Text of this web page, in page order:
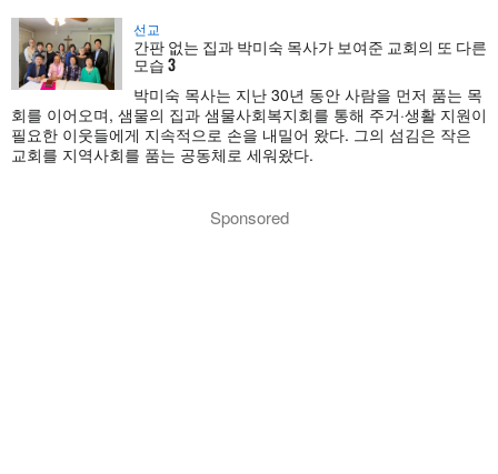
선교
간판 없는 집과 박미숙 목사가 보여준 교회의 또 다른
모습 3
박미숙 목사는 지난 30년 동안 사람을 먼저 품는 목
회를 이어오며, 샘물의 집과 샘물사회복지회를 통해 주거·생활 지원이
필요한 이웃들에게 지속적으로 손을 내밀어 왔다. 그의 섬김은 작은
교회를 지역사회를 품는 공동체로 세워왔다.
Sponsored